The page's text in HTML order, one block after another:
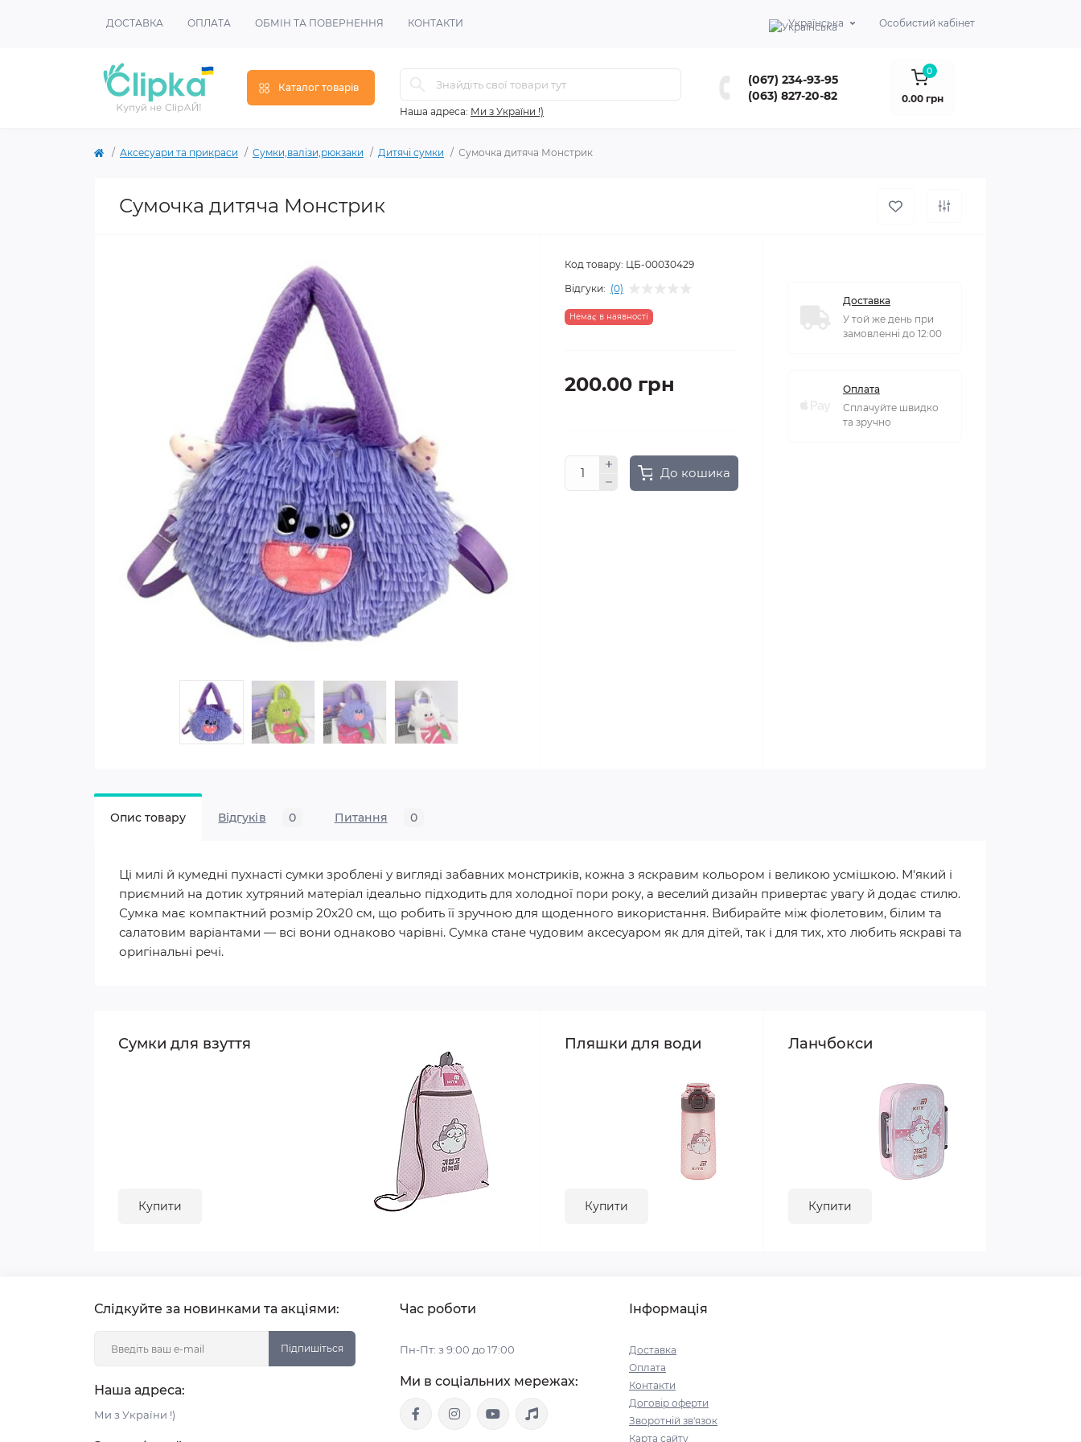
ДОСТАВКА ОПЛАТА ОБМІН ТА ПОВЕРНЕННЯ КОНТАКТИ Українська Особистий кабінет
Каталог товарів
Наша адреса: Ми з України !)
(067) 234-93-95
(063) 827-20-82
0
0.00 грн
Аксесуари та прикраси Сумки,валізи,рюкзаки Дитячі сумки Сумочка дитяча Монстрик
Сумочка дитяча Монстрик
Код товару: ЦБ-00030429
Відгуки: (0)
Немає в наявності
200.00 грн
До кошика
Доставка
У той же день при
замовленні до 12:00
Оплата
Сплачуйте швидко
та зручно
Опис товару Відгуків 0 Питання 0
Ці милі й кумедні пухнасті сумки зроблені у вигляді забавних монстриків, кожна з яскравим кольором і великою усмішкою. М'який і
приємний на дотик хутряний матеріал ідеально підходить для холодної пори року, а веселий дизайн привертає увагу й додає стилю.
Сумка має компактний розмір 20х20 см, що робить її зручною для щоденного використання. Вибирайте між фіолетовим, білим та
салатовим варіантами — всі вони однаково чарівні. Сумка стане чудовим аксесуаром як для дітей, так і для тих, хто любить яскраві та
оригінальні речі.
Сумки для взуття
Купити
Пляшки для води
Купити
Ланчбокси
Купити
Слідкуйте за новинками та акціями:
Підпишіться
Наша адреса:
Ми з України !)
Час роботи
Пн-Пт: з 9:00 до 17:00
Ми в соціальних мережах:
Інформація
Доставка
Оплата
Контакти
Договір оферти
Зворотній зв'язок
Карта сайту